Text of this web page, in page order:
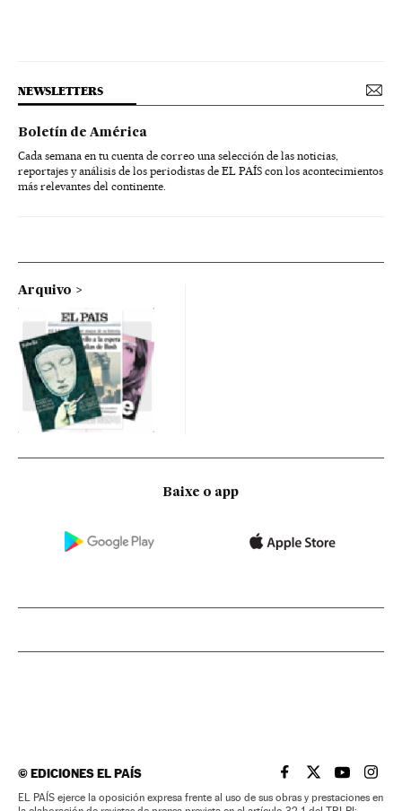
NEWSLETTERS
Boletín de América
Cada semana en tu cuenta de correo una selección de las noticias,
reportajes y análisis de los periodistas de EL PAÍS con los acontecimientos
más relevantes del continente.
Arquivo
Baixe o app
©EDICIONES EL PAÍS EL PAÍS BRASIL EN
EL PAÍSEL PAÍS
EL
EL PAÍS ejerce la oposición expresa frente al uso de sus obras y prestaciones en